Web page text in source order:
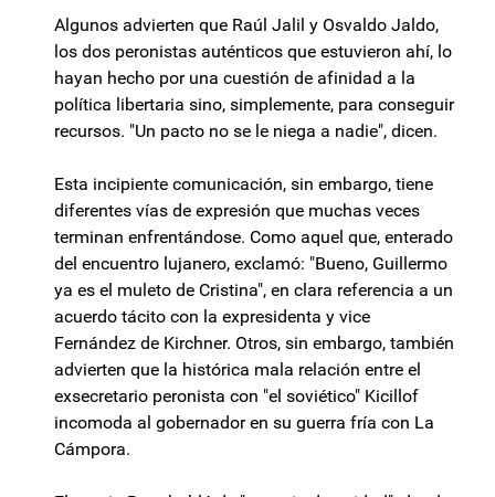
Algunos advierten que Raúl Jalil y Osvaldo Jaldo,
los dos peronistas auténticos que estuvieron ahí, lo
hayan hecho por una cuestión de afinidad a la
política libertaria sino, simplemente, para conseguir
recursos. "Un pacto no se le niega a nadie", dicen.
Esta incipiente comunicación, sin embargo, tiene
diferentes vías de expresión que muchas veces
terminan enfrentándose. Como aquel que, enterado
del encuentro lujanero, exclamó: "Bueno, Guillermo
ya es el muleto de Cristina", en clara referencia a un
acuerdo tácito con la expresidenta y vice
Fernández de Kirchner. Otros, sin embargo, también
advierten que la histórica mala relación entre el
exsecretario peronista con "el soviético" Kicillof
incomoda al gobernador en su guerra fría con La
Cámpora.